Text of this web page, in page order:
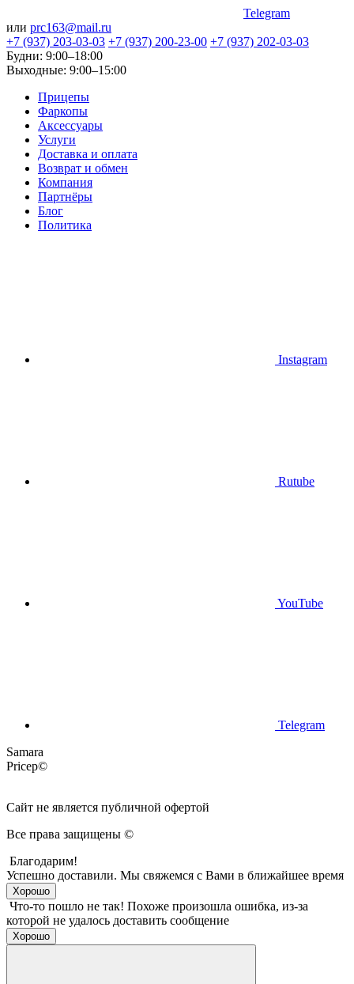
Telegram
или prc163@mail.ru
+7 (937) 203-03-03 +7 (937) 200-23-00 +7 (937) 202-03-03
Будни: 9:00–18:00
Выходные: 9:00–15:00
Прицепы
Фаркопы
Аксессуары
Услуги
Доставка и оплата
Возврат и обмен
Компания
Партнёры
Блог
Политика
Instagram
Rutube
YouTube
Telegram
Samara
Pricep©
Сайт не является публичной офертой
Все права защищены ©
Благодарим!
Успешно доставили. Мы свяжемся с Вами в ближайшее время
Хорошо
Что-то пошло не так! Похоже произошла ошибка, из-за
которой не удалось доставить сообщение
Хорошо